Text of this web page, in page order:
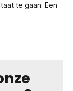
te gaan. Een